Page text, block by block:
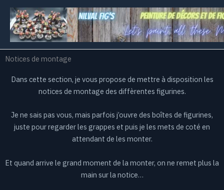
Aller
contenu
Notices de montage
Dans cette section, je vous propose de mettre à disposition les
notices de montage des diffèrentes figurines.
Je ne sais pas vous, mais parfois j’ouvre des boîtes de figurines,
juste pour regarder les grappes et puis je les mets de coté en
attendant de les monter.
Et quand arrive le grand moment de la monter, on ne remet plus la
main sur la notice…